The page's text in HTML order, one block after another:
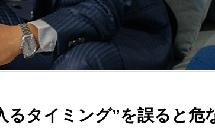
るタイミング”を誤ると危